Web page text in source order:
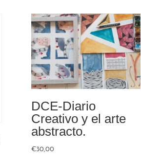
DCE-Diario
Creativo y el arte
abstracto.
€30,00